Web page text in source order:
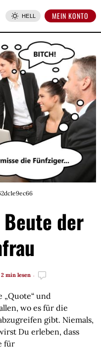
HELL MEIN KONTO
der
min lesen
„Quote“ und
wo es für die
gibt. Niemals,
Du erleben, dass
für